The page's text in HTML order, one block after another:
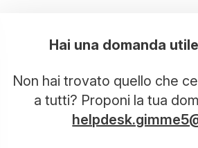
Hai una domanda
Non hai trovato quello che
a tutti? Proponi la tua